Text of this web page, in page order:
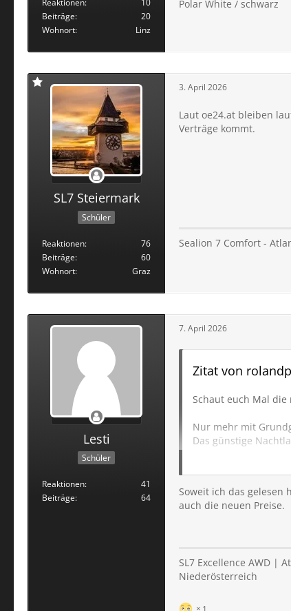
Beiträge
20
Wohnort
Linz
Polar White / schwarz
SL7 Steiermark
Schüler
Reaktionen
76
Beiträge
60
Wohnort
Graz
3. April 2026
Laut oe24.at bleiben
Verträge kommt.
Sealion 7 Comfort -
Lesti
Schüler
Reaktionen
41
Beiträge
64
7. April 2026
Zitat von
Schaut euch Mal
Nur mehr mit
Das günstige
Hoffentlich kündigen
Soweit ich das gelesen
auch die neuen Preise.
SL7 Excellence AWD |
Niederösterreich
1